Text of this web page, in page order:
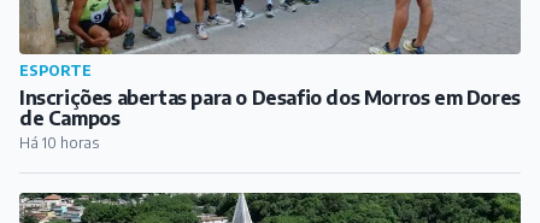
ESPORTE
Inscrições abertas para o Desafio dos Morros em Dores
de Campos
Há 10 horas